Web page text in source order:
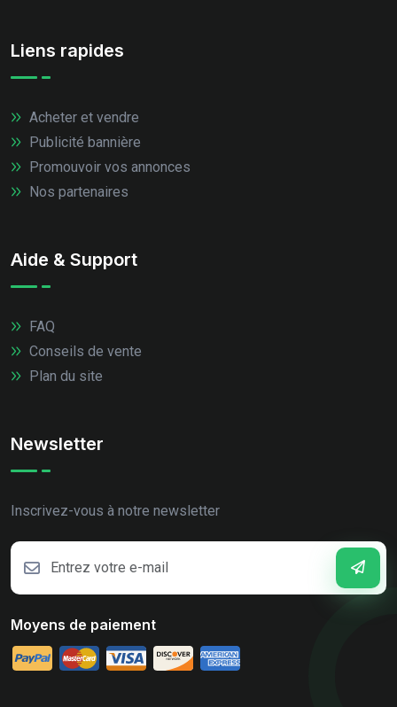
Liens rapides
Acheter et vendre
Publicité bannière
Promouvoir vos annonces
Nos partenaires
Aide & Support
FAQ
Conseils de vente
Plan du site
Newsletter
Inscrivez-vous à notre newsletter
Moyens de paiement